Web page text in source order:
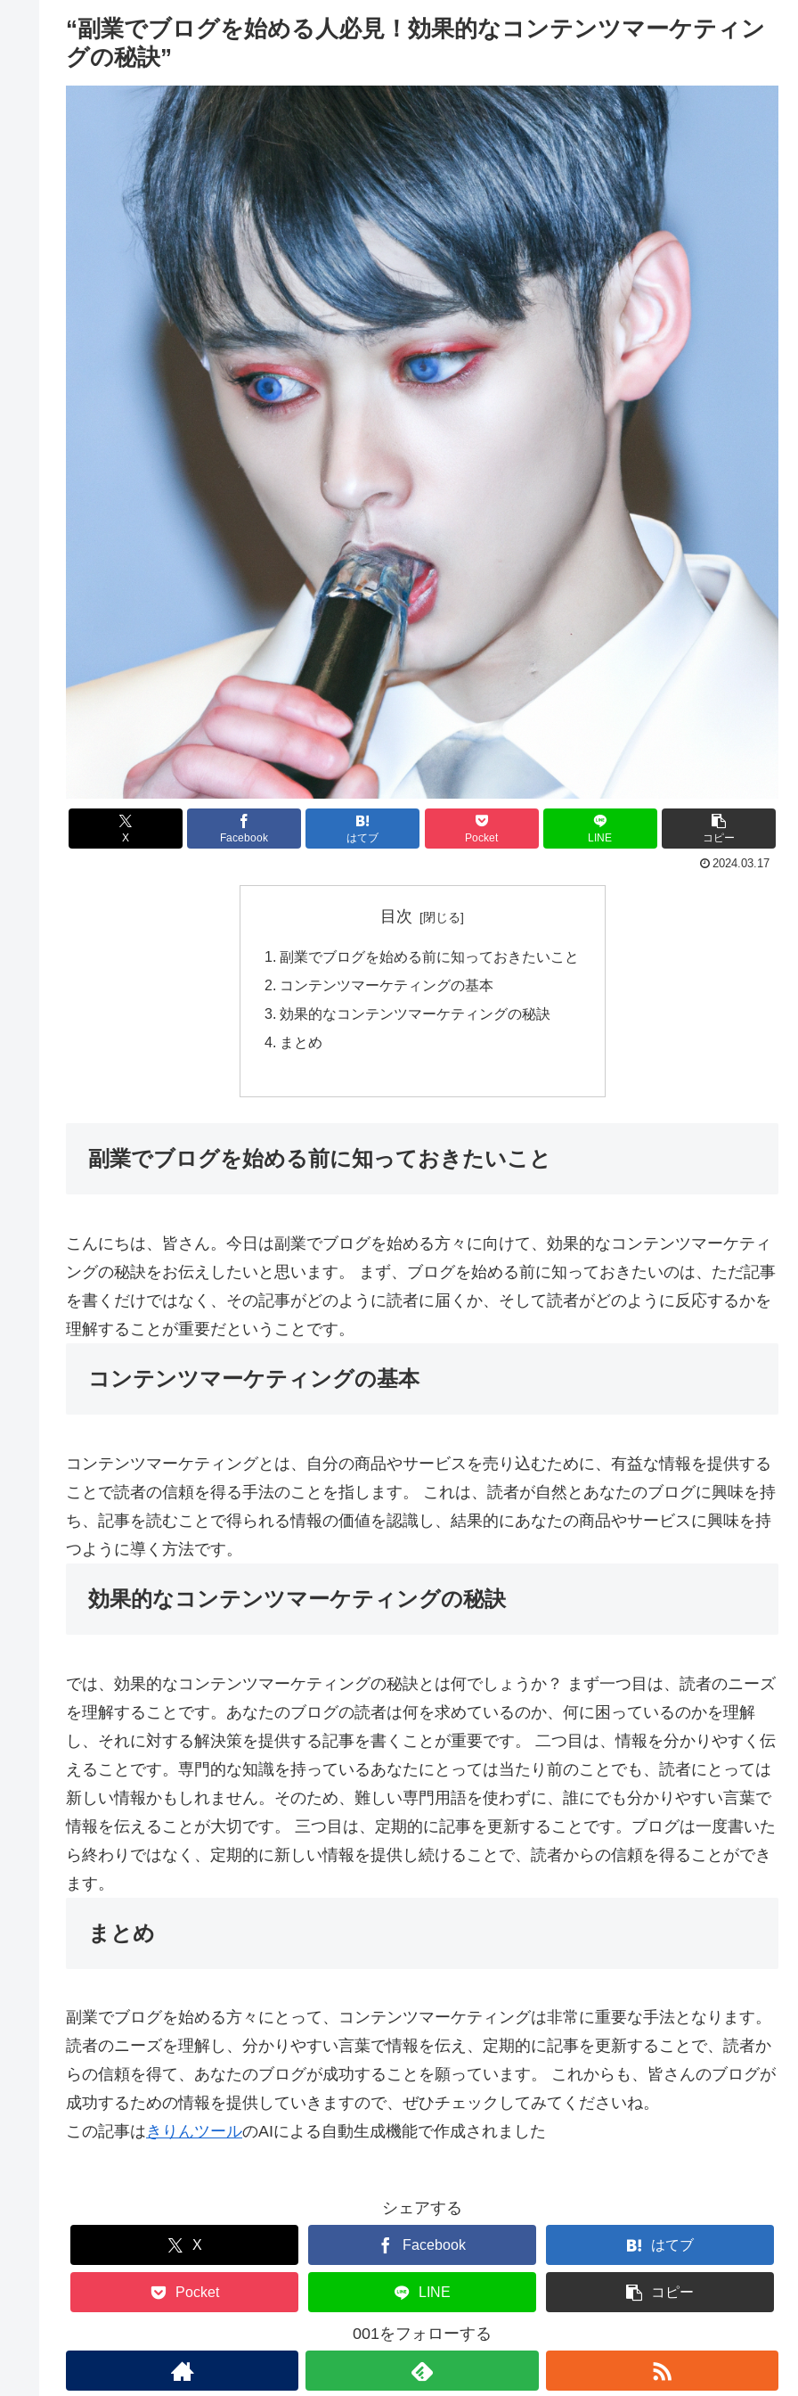
“副業でブログを始める人必見！効果的なコンテンツマーケティン
グの秘訣”
X Facebook はてブ Pocket LINE コピー
2024.03.17
目次
副業でブログを始める前に知っておきたいこと
コンテンツマーケティングの基本
効果的なコンテンツマーケティングの秘訣
まとめ
副業でブログを始める前に知っておきたいこと
こんにちは、皆さん。今日は副業でブログを始める方々に向けて、効果的なコンテンツマーケティ
ングの秘訣をお伝えしたいと思います。 まず、ブログを始める前に知っておきたいのは、ただ記事
を書くだけではなく、その記事がどのように読者に届くか、そして読者がどのように反応するかを
理解することが重要だということです。
コンテンツマーケティングの基本
コンテンツマーケティングとは、自分の商品やサービスを売り込むために、有益な情報を提供する
ことで読者の信頼を得る手法のことを指します。 これは、読者が自然とあなたのブログに興味を持
ち、記事を読むことで得られる情報の価値を認識し、結果的にあなたの商品やサービスに興味を持
つように導く方法です。
効果的なコンテンツマーケティングの秘訣
では、効果的なコンテンツマーケティングの秘訣とは何でしょうか？ まず一つ目は、読者のニーズ
を理解することです。あなたのブログの読者は何を求めているのか、何に困っているのかを理解
し、それに対する解決策を提供する記事を書くことが重要です。 二つ目は、情報を分かりやすく伝
えることです。専門的な知識を持っているあなたにとっては当たり前のことでも、読者にとっては
新しい情報かもしれません。そのため、難しい専門用語を使わずに、誰にでも分かりやすい言葉で
情報を伝えることが大切です。 三つ目は、定期的に記事を更新することです。ブログは一度書いた
ら終わりではなく、定期的に新しい情報を提供し続けることで、読者からの信頼を得ることができ
ます。
まとめ
副業でブログを始める方々にとって、コンテンツマーケティングは非常に重要な手法となります。
読者のニーズを理解し、分かりやすい言葉で情報を伝え、定期的に記事を更新することで、読者か
らの信頼を得て、あなたのブログが成功することを願っています。 これからも、皆さんのブログが
成功するための情報を提供していきますので、ぜひチェックしてみてくださいね。
この記事はきりんツールのAIによる自動生成機能で作成されました
シェアする
X Facebook はてブ
Pocket LINE コピー
001をフォローする